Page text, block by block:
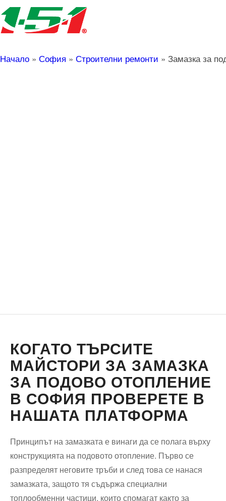
Начало » София » Строителни ремонти » Замазка за
КОГАТО ТЪРСИТЕ
МАЙСТОРИ ЗА ЗАМАЗКА
ЗА ПОДОВО ОТОПЛЕНИЕ
В СОФИЯ ПРОВЕРЕТЕ В
НАШАТА ПЛАТФОРМА
Принципът на замазката е винаги да се полага върху
конструкцията на подовото отопление. Първо се
разпределят неговите тръби и след това се нанася
замазката, защото тя съдържа специални
топлообменни частици, които спомагат както за